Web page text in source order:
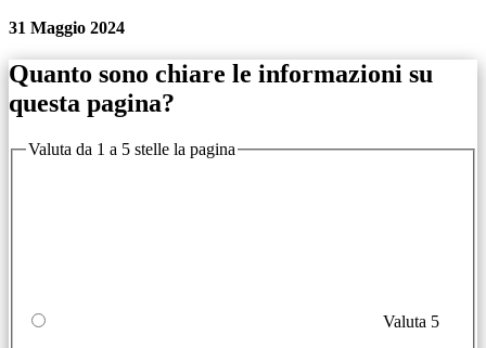
31 Maggio 2024
Quanto sono chiare le informazioni su
questa pagina?
Valuta da 1 a 5 stelle la pagina
Valuta 5